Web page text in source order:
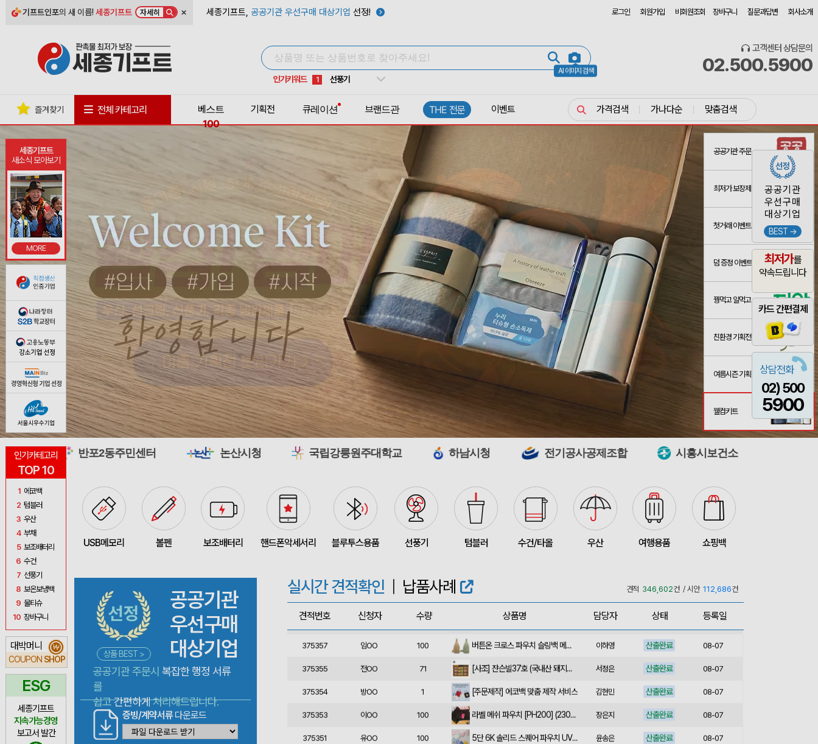
기프트인포의 새 이름!세종기프트 자세히 × 세종기프트, 공공기관 우선구매 대상기업 선정! 로그인 회원가입 비회원조회 장바구니 질문과답변 회사소개
AI 이미지 검색
인기키워드
1 선풍기
2 부채
4 보온보냉백
우산
7
쿨토시
9 넥쿨러
10 타포린가방
1 선풍기
고객센터 상담문의
02.500.5900
세종기프트
새소식 모아보기
MORE
인기카테고리
TOP 10
1 에코백
2 텀블러
3 우산
4 부채
5 보조배터리
6 수건
7 선풍기
8 보온보냉백
9 물티슈
10 장바구니
대박머니
COUPON SHOP
₩
ESG
세종기프트
지속가능경영
보고서 발간
공공기관
우선구매
대상기업
BEST →
최저가를
약속드립니다
카드 간편결제
상담전화
02) 500
5900
즐겨찾기 전체 카테고리
베스트
100
기획전 큐레이션 브랜드관 THE 전문 이벤트 가격검색 가나다순 맞춤검색
공공기관 주문
최저가 보장제
첫거래 이벤트
덤 증정 이벤트
꿩먹고 알먹고
친환경 기획전
여름시즌 기획전
웰컴키트
포2동주민센터 논산시청 국립강릉원주대학교 하남시청 전기공사공제조합 시흥시보건소 한국도로공사서
USB메모리 볼펜 보조배터리 핸드폰악세서리 블루투스용품 선풍기 텀블러 수건/타올 우산 여행용품 쇼핑백
상품 BEST >
공공기관
우선구매
대상기업
공공기관 주문시 복잡한 행정 서류
를
쉽고간편하게처리해드립니다.
증빙/계약서류다운로드
실시간 견적확인 | 납품사례 견적 346,602건 / 시안 112,686건
견적번호 신청자 수량 상품명 담당자 상태 등록일
375347 김OO 300 접이식 장바구니 포켓가방 3종 1P
375346 담OO [주문제작] 에코백 맞춤 제작 서비스
375345 노OO 1200 이성원 08-07
375344 노OO 1200 08-07
375342 노OO 원형 로고긴팬시 (백색자루) 부채 이성원 산출완료 08-07
375366 정OO 200 [친환경인증] R-PET 고밀도 리유저블백 (검정내피/170g)(S~XL) 김보경 산출완료 08-07
375364 울OO 120 이유빈 산출완료 08-07
375363 이OO 30 상품제안(웰컴키트제작) 서민석 산출완료 08-07
375361 송OO 1000 산출완료 08-07
375358 이OO 1 화장품박스 제작 문의 정대혁 산출완료 08-07
375357 임OO 100 이하영 산출완료 08-07
375355 전OO 71 서정은 산출완료 08-07
375354 방OO 1 [주문제작] 에코백 맞춤 제작 서비스 김현민 산출완료 08-07
375353 이OO 100 장은지 산출완료 08-07
375351 유OO 100 윤송은 산출완료 08-07